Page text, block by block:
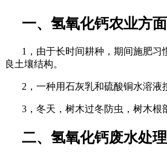
一、氢氧化钙农业方
1，由于长时间耕种，期间施肥
良土壤结构。
2，一种用石灰乳和硫酸铜水溶液
3，冬天，树木过冬防虫，树木根
二、氢氧化钙废水处